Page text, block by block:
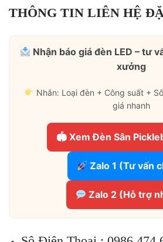
THÔNG TIN LIÊN HỆ
Nhận báo giá đèn LED – tư
xưởng
Nhắn: Loại đèn + Công suất +
giá nhanh
🏟 Xem Đèn Sân
Zalo 1 (Tư vấn
Zalo 2 (Hỗ trợ